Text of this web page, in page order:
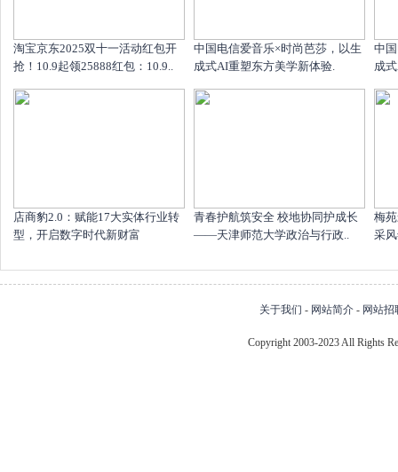
淘宝京东2025双十一活动红包开
抢！10.9起领25888红包：10.9..
中国电信爱音乐×时尚芭莎，以生
成式AI重塑东方美学新体验.
中
成
店商豹2.0：赋能17大实体行业转
型，开启数字时代新财富
青春护航筑安全 校地协同护成长
——天津师范大学政治与行政..
梅
采
关于我们 - 网站简介 - 网站招
Copyright 2003-2023 All Rights